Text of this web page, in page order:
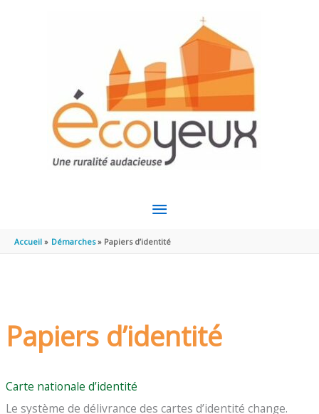
MENU
PRINCIPAL
Accueil Démarches Papiers d’identité
Papiers d’identité
Carte nationale d’identité
Le système de délivrance des cartes d’identité change.